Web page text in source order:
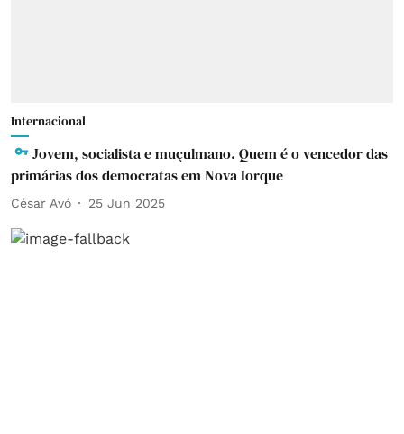
Internacional
Jovem, socialista e muçulmano. Quem é o vencedor das
primárias dos democratas em Nova Iorque
César Avó 25 Jun 2025